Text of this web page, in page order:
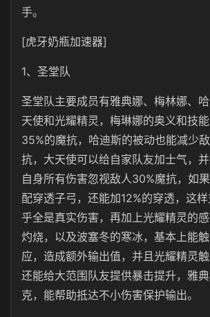
手。
[虎牙奶瓶加速器]
1、圣堂队
圣堂队主要成员有雅典娜、梅林娜、
天使和光耀精灵，梅琳娜的奥义和技
35%的魔抗，哈迪斯的被动也能减少
抗，大天使可以给自家队友加士气，
自身所有伤害忽视敌人30%魔抗，如
配穿透子弓，还能加12%的穿透，这
乎全是真实伤害，再加上光耀精灵的
灼烧，以及波塞冬的寒冰，基本上能
应，造成额外输出值，并且光耀精灵
还能给大范围队友提供暴击提升，雅
克，能帮助抵达不小伤害保护输出。